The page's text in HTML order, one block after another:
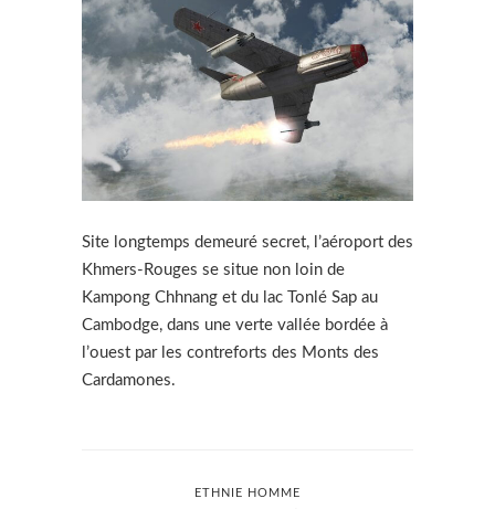
Site longtemps demeuré secret, l’aéroport des
Khmers-Rouges se situe non loin de
Kampong Chhnang et du lac Tonlé Sap au
Cambodge, dans une verte vallée bordée à
l’ouest par les contreforts des Monts des
Cardamones.
ETHNIE HOMME